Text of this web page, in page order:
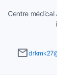
Centre médical
de médecine
depuis 2020.
email